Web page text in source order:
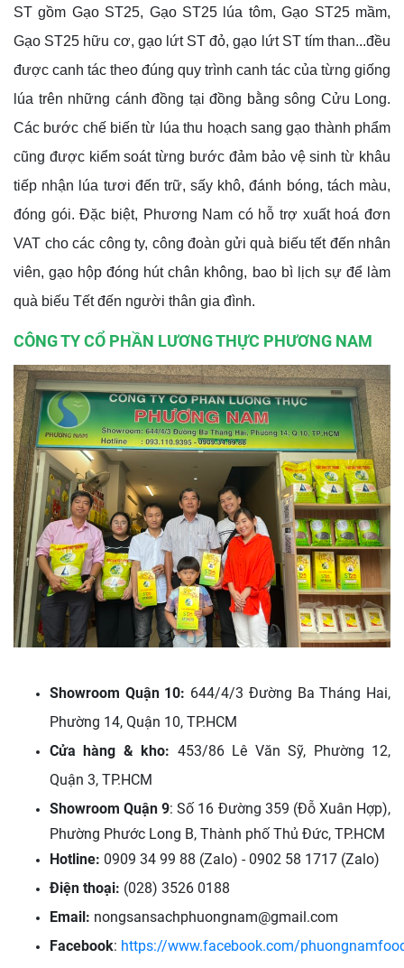
ST gồm Gạo ST25, Gạo ST25 lúa tôm, Gạo ST25 mầm,
Gạo ST25 hữu cơ, gạo lứt ST đỏ, gạo lứt ST tím than...đều
được canh tác theo đúng quy trình canh tác của từng giống
lúa trên những cánh đồng tại đồng bằng sông Cửu Long.
Các bước chế biến từ lúa thu hoạch sang gạo thành phẩm
cũng được kiểm soát từng bước đảm bảo vệ sinh từ khâu
tiếp nhận lúa tươi đến trữ, sấy khô, đánh bóng, tách màu,
đóng gói. Đặc biệt, Phương Nam có hỗ trợ xuất hoá đơn
VAT cho các công ty, công đoàn gửi quà biếu tết đến nhân
viên, gạo hộp đóng hút chân không, bao bì lịch sự để làm
quà biếu Tết đến người thân gia đình.
CÔNG TY CỔ PHẦN LƯƠNG THỰC PHƯƠNG NAM
Showroom Quận 10: 644/4/3 Đường Ba Tháng Hai,
Phường 14, Quận 10, TP.HCM
Cửa hàng & kho: 453/86 Lê Văn Sỹ, Phường 12,
Quận 3, TP.HCM
Showroom Quận 9:Số 16 Đường 359 (Đỗ Xuân Hợp),
Phường Phước Long B, Thành phố Thủ Đức, TP.HCM
Hotline: 0909 34 99 88 (Zalo) - 0902 58 1717 (Zalo)
Điện thoại: (028) 3526 0188
Email: nongsansachphuongnam@gmail.com
Facebook: https://www.facebook.com/